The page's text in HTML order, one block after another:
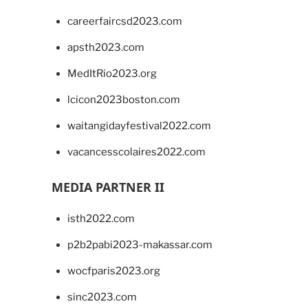
careerfaircsd2023.com
apsth2023.com
MedItRio2023.org
lcicon2023boston.com
waitangidayfestival2022.com
vacancesscolaires2022.com
MEDIA PARTNER II
isth2022.com
p2b2pabi2023-makassar.com
wocfparis2023.org
sinc2023.com